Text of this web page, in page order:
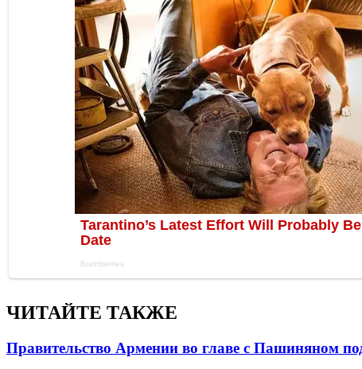
ЧИТАЙТЕ ТАКЖЕ
Правительство Армении во главе с Пашиняном